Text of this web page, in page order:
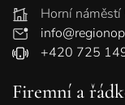
Horní
+420 725
Firemní a